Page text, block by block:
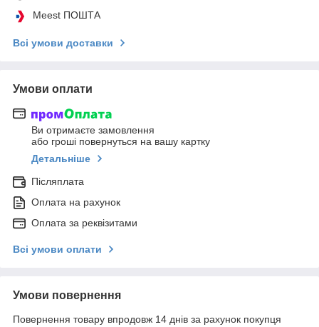
Meest ПОШТА
Всі умови доставки
Умови оплати
Ви отримаєте замовлення
або гроші повернуться на вашу картку
Детальніше
Післяплата
Оплата на рахунок
Оплата за реквізитами
Всі умови оплати
Умови повернення
Повернення товару впродовж 14 днів за рахунок покупця